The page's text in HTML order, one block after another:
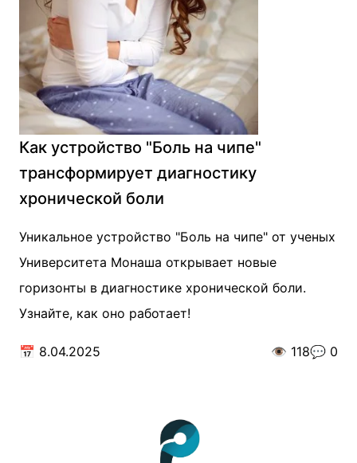
Как устройство "Боль на чипе"
трансформирует диагностику
хронической боли
Уникальное устройство "Боль на чипе" от ученых
Университета Монаша открывает новые
горизонты в диагностике хронической боли.
Узнайте, как оно работает!
📅 8.04.2025 👁️ 118💬 0